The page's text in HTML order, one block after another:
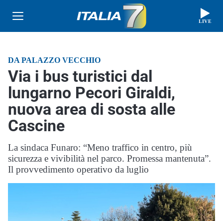
LIVE
DA PALAZZO VECCHIO
Via i bus turistici dal
lungarno Pecori Giraldi,
nuova area di sosta alle
Cascine
La sindaca Funaro: “Meno traffico in centro, più
sicurezza e vivibilità nel parco. Promessa mantenuta”.
Il provvedimento operativo da luglio